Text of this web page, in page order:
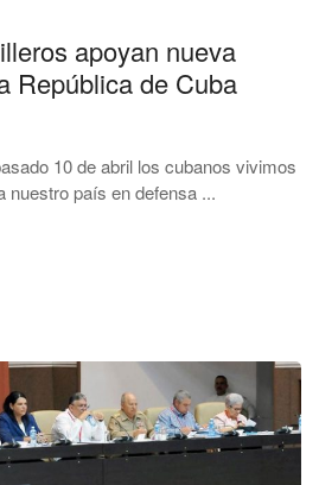
apoyan nueva
República de Cuba
10 de abril los cubanos vivimos
nuestro país en defensa ...